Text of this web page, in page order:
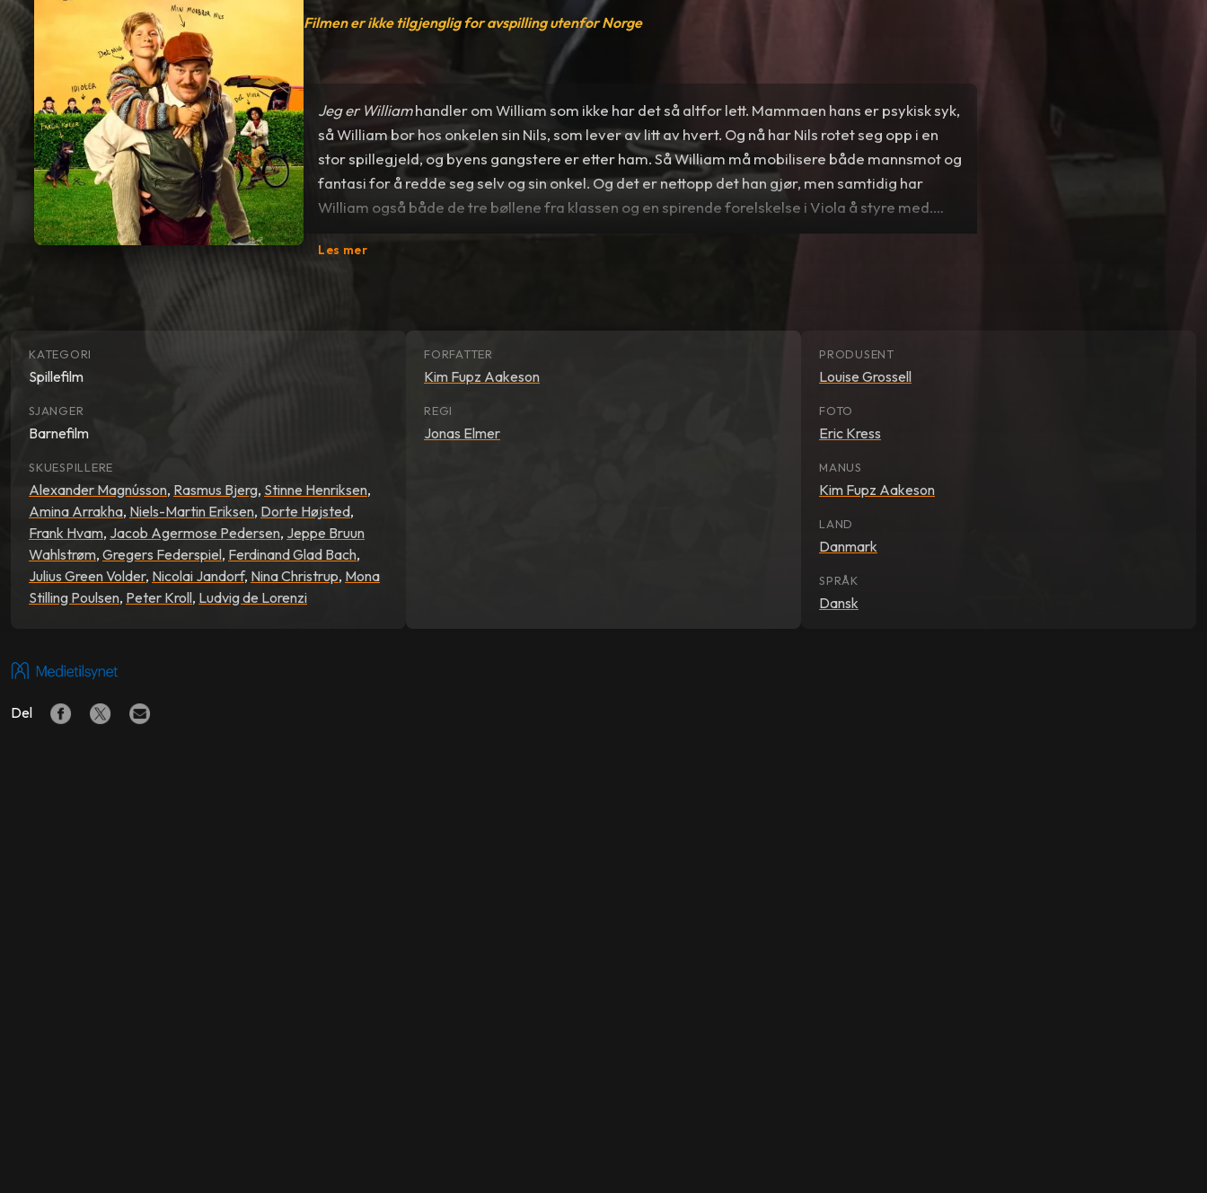
Filmen er ikke tilgjenglig for avspilling utenfor Norge
Jeg er Williamhandler om William som ikke har det så altfor lett. Mammaen hans er psykisk syk,
så William bor hos onkelen sin Nils, som lever av litt av hvert. Og nå har Nils rotet seg opp i en
stor spillegjeld, og byens gangstere er etter ham. Så William må mobilisere både mannsmot og
fantasi for å redde seg selv og sin onkel. Og det er nettopp det han gjør, men samtidig har
William også både de tre bøllene fra klassen og en spirende forelskelse i Viola å styre med.
Robertprisen for årets barne- og familiefilm.
Les mer
KATEGORI
Spillefilm
SJANGER
Barnefilm
SKUESPILLERE
Alexander Magnússon, Rasmus Bjerg, Stinne Henriksen,
Amina Arrakha, Niels-Martin Eriksen, Dorte Højsted,
Frank Hvam, Jacob Agermose Pedersen, Jeppe Bruun
Wahlstrøm, Gregers Federspiel, Ferdinand Glad Bach,
Julius Green Volder, Nicolai Jandorf, Nina Christrup, Mona
Stilling Poulsen, Peter Kroll, Ludvig de Lorenzi
FORFATTER
Kim Fupz Aakeson
REGI
Jonas Elmer
PRODUSENT
Louise Grossell
FOTO
Eric Kress
MANUS
Kim Fupz Aakeson
LAND
Danmark
SPRÅK
Dansk
Del